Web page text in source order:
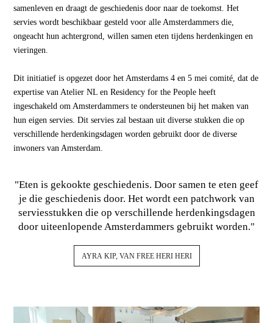
samenleven en draagt de geschiedenis door naar de toekomst. Het
servies wordt beschikbaar gesteld voor alle Amsterdammers die,
ongeacht hun achtergrond, willen samen eten tijdens herdenkingen en
vieringen.
Dit initiatief is opgezet door het Amsterdams 4 en 5 mei comité, dat de
expertise van Atelier NL en Residency for the People heeft
ingeschakeld om Amsterdammers te ondersteunen bij het maken van
hun eigen servies. Dit servies zal bestaan uit diverse stukken die op
verschillende herdenkingsdagen worden gebruikt door de diverse
inwoners van Amsterdam.
"Eten is gekookte geschiedenis. Door samen te eten geef
je die geschiedenis door. Het wordt een patchwork van
serviesstukken die op verschillende herdenkingsdagen
door uiteenlopende Amsterdammers gebruikt worden."
AYRA KIP, VAN FREE HERI HERI